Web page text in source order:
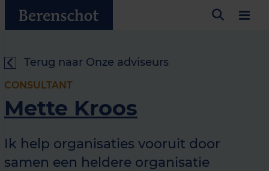
Terug naar Onze adviseurs
CONSULTANT
Mette Kroos
Ik help organisaties vooruit door
samen een heldere organisatie